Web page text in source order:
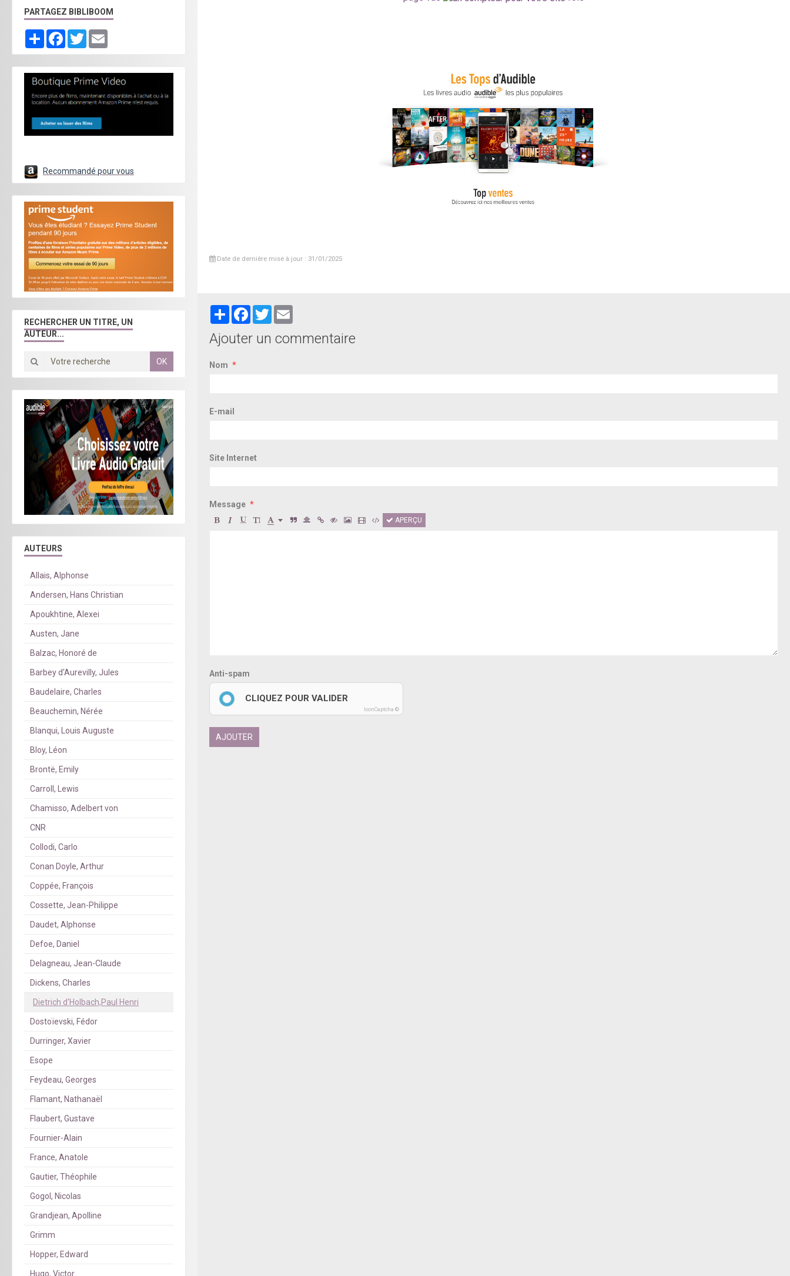
Date de dernière mise à jour : 31/01/2025
PartagerFacebook
Twitter
Ajouter un commentaire
Nom
E-mail
Site Internet
Message
APERÇU
Anti-spam
CLIQUEZ POUR VALIDER
IconCaptcha ©
AJOUTER
PARTAGEZ BIBLIBOOM
PartagerFacebook
Twitter
Recommandé pour vous
RECHERCHER UN TITRE, UN
AUTEUR...
OK
AUTEURS
Allais, Alphonse
Andersen, Hans Christian
Apoukhtine, Alexei
Austen, Jane
Balzac, Honoré de
Barbey d'Aurevilly, Jules
Baudelaire, Charles
Beauchemin, Nérée
Blanqui, Louis Auguste
Bloy, Léon
Brontë, Emily
Carroll, Lewis
Chamisso, Adelbert von
CNR
Collodi, Carlo
Conan Doyle, Arthur
Coppée, François
Cossette, Jean-Philippe
Daudet, Alphonse
Defoe, Daniel
Delagneau, Jean-Claude
Dickens, Charles
Dietrich d'Holbach,Paul Henri
Dostoïevski, Fédor
Durringer, Xavier
Esope
Feydeau, Georges
Flamant, Nathanaël
Flaubert, Gustave
Fournier-Alain
France, Anatole
Gautier, Théophile
Gogol, Nicolas
Grandjean, Apolline
Grimm
Hopper, Edward
Hugo, Victor